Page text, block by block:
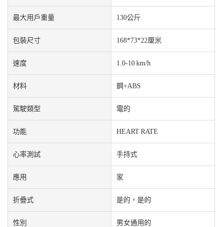
最大用戶重量 130公斤
包裝尺寸 168*73*22厘米
速度 1.0-10 km/h
材料 鋼+ABS
駕駛類型 電的
功能 HEART RATE
心率測試 手持式
應用 家
折疊式 是的，是的
性別 男女通用的